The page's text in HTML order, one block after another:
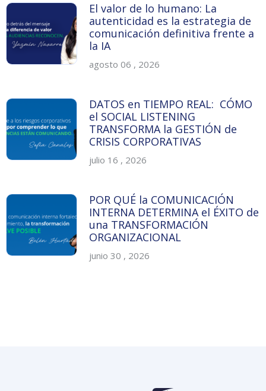
El valor de lo humano: La
autenticidad es la estrategia de
comunicación definitiva frente a
la IA
agosto 06 , 2026
DATOS en TIEMPO REAL: CÓMO
el SOCIAL LISTENING
TRANSFORMA la GESTIÓN de
CRISIS CORPORATIVAS
julio 16 , 2026
POR QUÉ la COMUNICACIÓN
INTERNA DETERMINA el ÉXITO de
una TRANSFORMACIÓN
ORGANIZACIONAL
junio 30 , 2026